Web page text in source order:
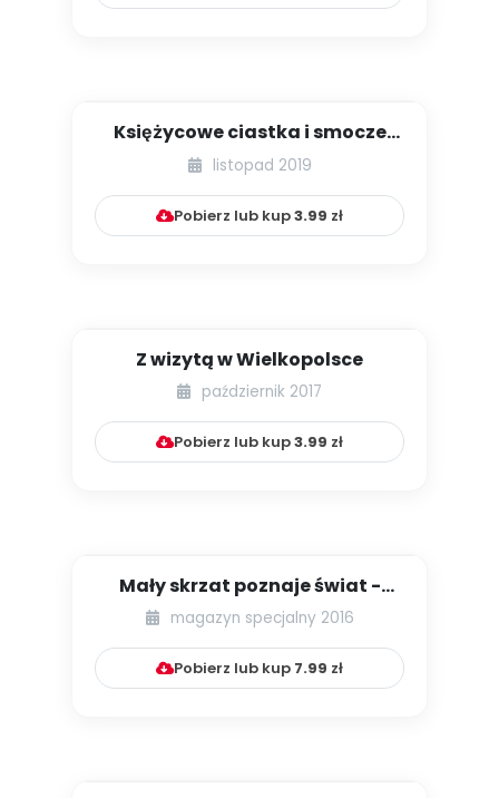
Księżycowe ciastka i smocze
łodzie, czyli jakie świe...
listopad 2019
Pobierz lub kup3.99 zł
Z wizytą w Wielkopolsce
październik 2017
Pobierz lub kup3.99 zł
Mały skrzat poznaje świat -
Szwecja [zabawy tematyczne ...
magazyn specjalny 2016
Pobierz lub kup 7.99 zł